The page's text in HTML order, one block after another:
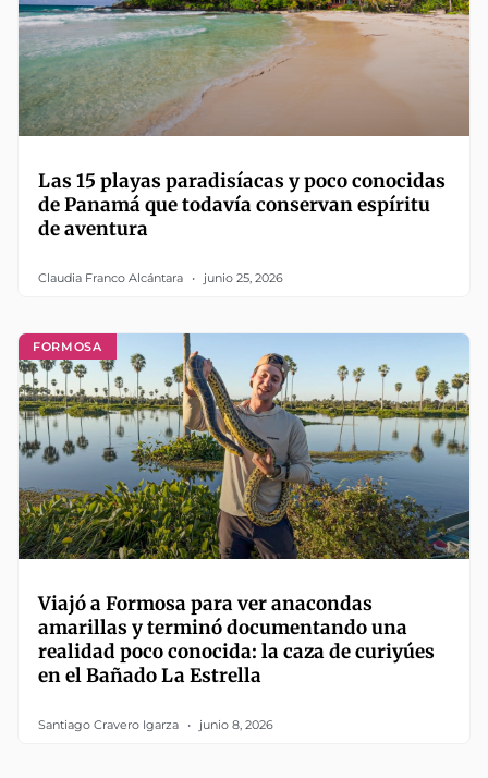
Las 15 playas paradisíacas y poco conocidas
de Panamá que todavía conservan espíritu
de aventura
Claudia Franco Alcántara junio 25, 2026
FORMOSA
Viajó a Formosa para ver anacondas
amarillas y terminó documentando una
realidad poco conocida: la caza de curiyúes
en el Bañado La Estrella
Santiago Cravero Igarza junio 8, 2026